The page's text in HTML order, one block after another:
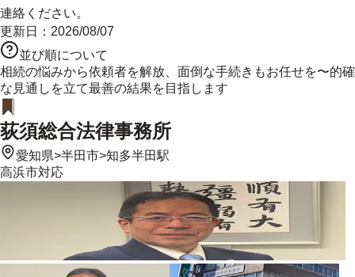
連絡ください。
更新日： 2026/08/07
並び順について
相続の悩みから依頼者を解放、面倒な手続きもお任せを〜的確
な見通しを立て最善の結果を目指します
荻須総合法律事務所
愛知県>半田市>知多半田駅
高浜市対応